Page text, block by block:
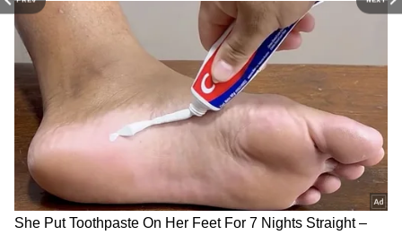
- ಎಣ್ಣೆ ಹಚ್ಚಿದ 24 ಗಂಟೆಗಳ ಒಳಗೆ ನಿಮ್ಮ ಕೂದಲನ್ನು
ತೊಳೆಯಿರಿ.
- ಸಲ್ಫೇಟ್ ಮುಕ್ತ ಮತ್ತು ಸೌಮ್ಯವಾದ ಶಾಂಪೂ ಬಳಸಿ ನಿಮ್ಮ
ಕೂದಲನ್ನು ತೊಳೆಯಿರಿ.
- ಎಣ್ಣೆ ಹಚ್ಚಿದ ನಂತರ ನಿಮ್ಮ ಕೂದಲನ್ನು ಬಿಗಿಯಾಗಿ
ಕಟ್ಟಬೇಡಿ.
ಕೂದಲಿನ ಬೆಳವಣಿಗೆಯನ್ನು ಹೆಚ್ಚಿಸಲು ಮತ್ತು ನಿಮ್ಮ